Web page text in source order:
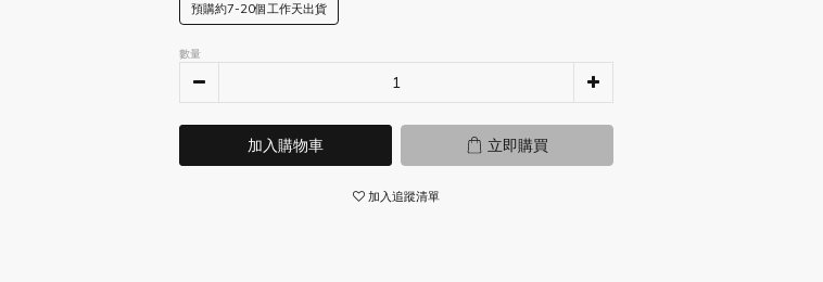
預購約7-20個工作天出貨
數量
加入購物車 立即購買
加入追蹤清單